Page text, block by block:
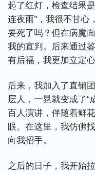
起了红灯，检查结果
连夜雨”，我很不甘心
要死了吗？但在病魔
我的宣判。后来通过
有后福，我更加立定
后来，我加入了直销
层人，一晃就变成了“
百人演讲，伴随着鲜
眼。在这里，我仿佛
向我招手。
之后的日子，我开始